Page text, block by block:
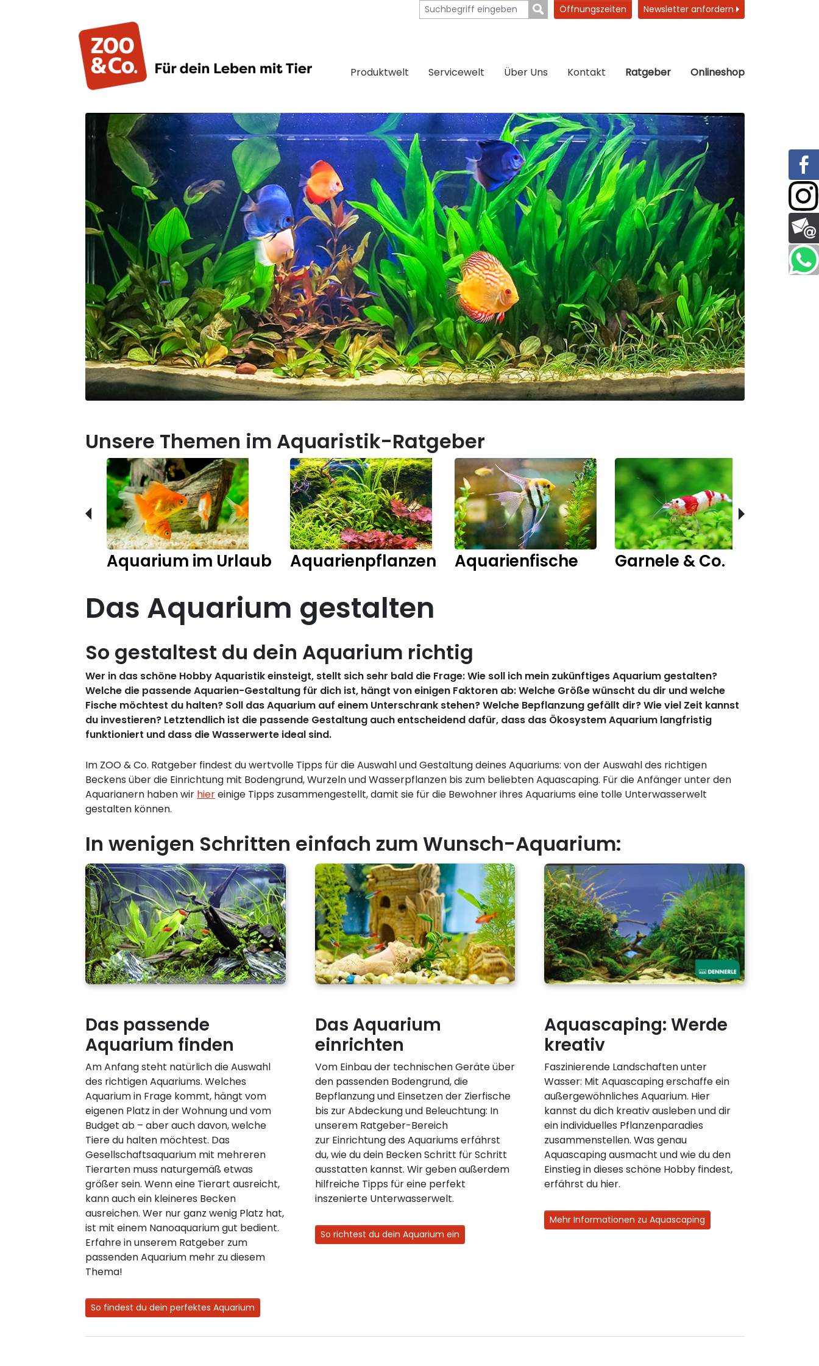
Öffnungszeiten Newsletter anfordern
Produktwelt Servicewelt Über Uns Kontakt Ratgeber Onlineshop
Unsere Themen im Aquaristik-Ratgeber
Aquarium im Urlaub Aquarienpflanzen Aquarienfische Garnele & Co.
Das Aquarium gestalten
So gestaltest du dein Aquarium richtig
Wer in das schöne Hobby Aquaristik einsteigt, stellt sich sehr bald die Frage: Wie soll ich mein zukünftiges Aquarium gestalten?
Welche die passende Aquarien-Gestaltung für dich ist, hängt von einigen Faktoren ab: Welche Größe wünscht du dir und welche
Fische möchtest du halten? Soll das Aquarium auf einem Unterschrank stehen? Welche Bepflanzung gefällt dir? Wie viel Zeit kannst
du investieren? Letztendlich ist die passende Gestaltung auch entscheidend dafür, dass das Ökosystem Aquarium langfristig
funktioniert und dass die Wasserwerte ideal sind.
Im ZOO & Co. Ratgeber findest du wertvolle Tipps für die Auswahl und Gestaltung deines Aquariums: von der Auswahl des richtigen
Beckens über die Einrichtung mit Bodengrund, Wurzeln und Wasserpflanzen bis zum beliebten Aquascaping. Für die Anfänger unter den
Aquarianern haben wir hiereinige Tipps zusammengestellt, damit sie für die Bewohner ihres Aquariums eine tolle Unterwasserwelt
gestalten können.
In wenigen Schritten einfach zum Wunsch-Aquarium:
Das passende
Aquarium finden
Am Anfang steht natürlich die Auswahl
des richtigen Aquariums. Welches
Aquarium in Frage kommt, hängt vom
eigenen Platz in der Wohnung und vom
Budget ab – aber auch davon, welche
Tiere du halten möchtest. Das
Gesellschaftsaquarium mit mehreren
Tierarten muss naturgemäß etwas
größer sein. Wenn eine Tierart ausreicht,
kann auch ein kleineres Becken
ausreichen. Wer nur ganz wenig Platz hat,
ist mit einem Nanoaquarium gut bedient.
Erfahre in unserem Ratgeber zum
passenden Aquarium mehr zu diesem
Thema!
So findest du dein perfektes Aquarium
Das Aquarium
einrichten
Vom Einbau der technischen Geräte über
den passenden Bodengrund, die
Bepflanzung und Einsetzen der Zierfische
bis zur Abdeckung und Beleuchtung: In
unserem Ratgeber-Bereich
zur Einrichtung des Aquariums erfährst
du, wie du dein Becken Schritt für Schritt
ausstatten kannst. Wir geben außerdem
hilfreiche Tipps für eine perfekt
inszenierte Unterwasserwelt.
So richtest du dein Aquarium ein
Aquascaping: Werde
kreativ
Faszinierende Landschaften unter
Wasser: Mit Aquascaping erschaffe ein
außergewöhnliches Aquarium. Hier
kannst du dich kreativ ausleben und dir
ein individuelles Pflanzenparadies
zusammenstellen. Was genau
Aquascaping ausmacht und wie du den
Einstieg in dieses schöne Hobby findest,
erfährst du hier.
Mehr Informationen zu Aquascaping